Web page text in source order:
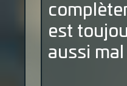
est
aussi